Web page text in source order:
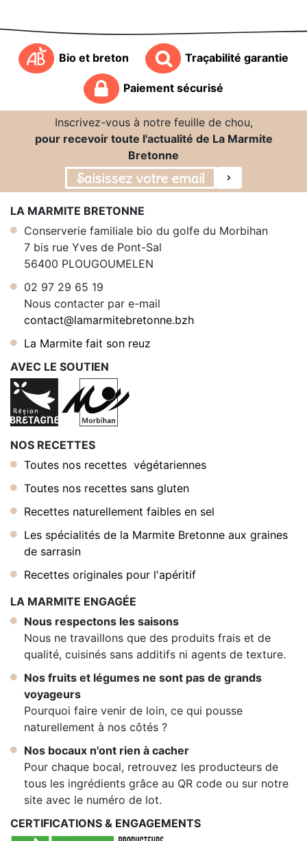
Bio et breton Traçabilité garantie
Paiement sécurisé
Inscrivez-vous à notre feuille de chou,
pour recevoir toute l'actualité de La Marmite
Bretonne
LA MARMITE BRETONNE
Conserverie familiale bio du golfe du Morbihan
7 bis rue Yves de Pont-Sal
56400 PLOUGOUMELEN
02 97 29 65 19
Nous contacter par e-mail
contact@lamarmitebretonne.bzh
La Marmite fait son reuz
AVEC LE SOUTIEN
NOS RECETTES
Toutes nos recettes végétariennes
Toutes nos recettes sans gluten
Recettes naturellement faibles en sel
Les spécialités de la Marmite Bretonne aux graines
de sarrasin
Recettes originales pour l'apéritif
LA MARMITE ENGAGÉE
Nous respectons les saisons
Nous ne travaillons que des produits frais et de
qualité, cuisinés sans additifs ni agents de texture.
Nos fruits et légumes ne sont pas de grands
voyageurs
Pourquoi faire venir de loin, ce qui pousse
naturellement à nos côtés ?
Nos bocaux n'ont rien à cacher
Pour chaque bocal, retrouvez les producteurs de
tous les ingrédients grâce au QR code ou sur notre
site avec le numéro de lot.
CERTIFICATIONS & ENGAGEMENTS